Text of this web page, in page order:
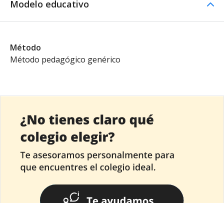
Modelo educativo
Método
Método pedagógico genérico